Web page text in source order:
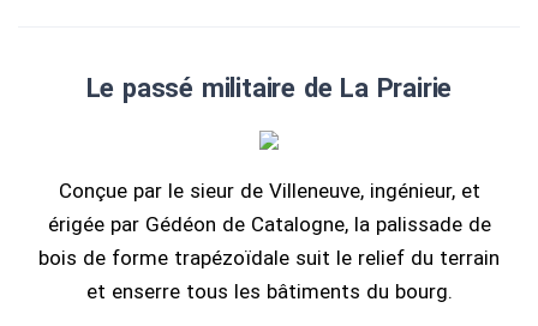
Le passé militaire de La Prairie
Conçue par le sieur de Villeneuve, ingénieur, et
érigée par Gédéon de Catalogne, la palissade de
bois de forme trapézoïdale suit le relief du terrain
et enserre tous les bâtiments du bourg.